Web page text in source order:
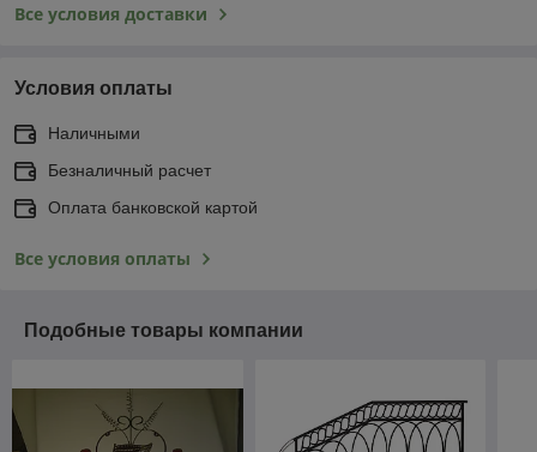
Все условия доставки
Условия оплаты
Наличными
Безналичный расчет
Оплата банковской картой
Все условия оплаты
Подобные товары компании